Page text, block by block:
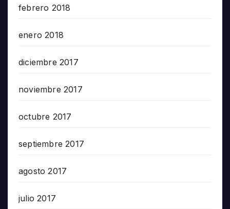
febrero 2018
enero 2018
diciembre 2017
noviembre 2017
octubre 2017
septiembre 2017
agosto 2017
julio 2017